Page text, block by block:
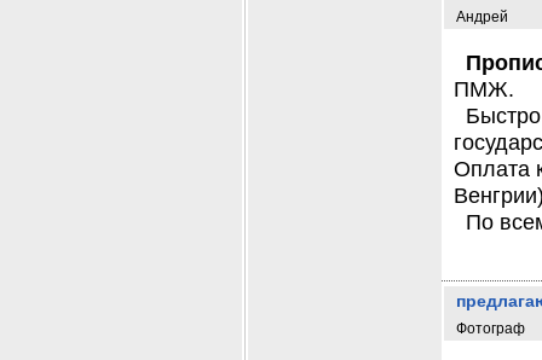
Андрей
ПМЖ.
Оплата
По
Фотограф